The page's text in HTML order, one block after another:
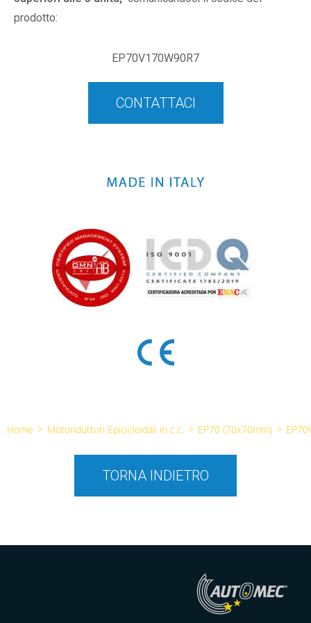
prodotto:
EP70V170W90R7
CONTATTACI
Home > Motoriduttori Epicicloidali in c.c. > EP70 (70x70mm) >
TORNA INDIETRO